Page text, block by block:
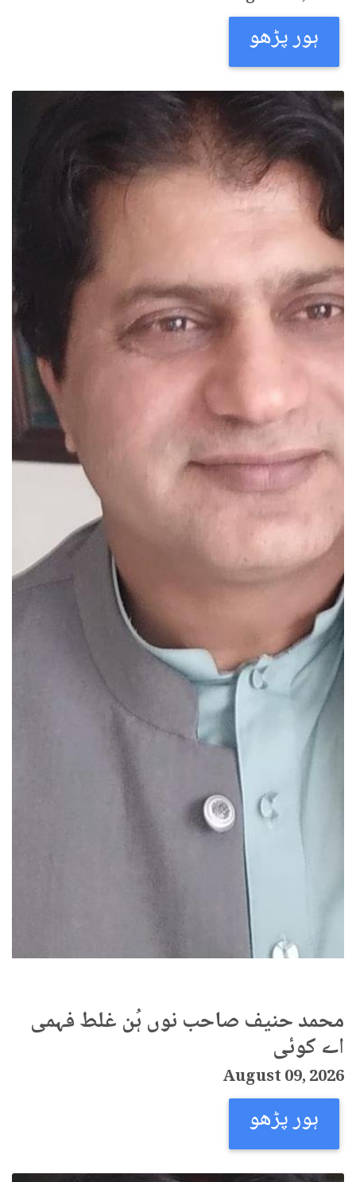
ہور پڑھو
محمد حنیف صاحب نوں ہُن غلط فہمی
اے کوئی
August 09, 2026
ہور پڑھو